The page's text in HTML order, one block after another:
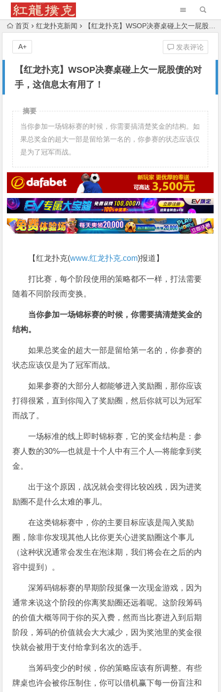
首页 红龙扑克新闻 【红龙扑克】WSOP决赛桌碰上欠一屁股债的对手，这信息太有用了！
【红龙扑克】WSOP决赛桌碰上欠一屁股债的对
手，这信息太有用了！
发表评论
A+
摘要
当你参加一场锦标赛的时候，你需要搞清楚奖金的结构。如
果总奖金的超大一部是留给第一名的，你参赛的状态应该仅
是为了冠军而战。
【红龙扑克(www.红龙扑克.com)报道】
打比赛，每个阶段使用的策略都不一样，打法需要
随着不同阶段而变换。
当你参加一场锦标赛的时候，你需要搞清楚奖金的
结构。
如果总奖金的超大一部是留给第一名的，你参赛的
状态应该仅是为了冠军而战。
如果参赛的大部分人都能够进入奖励圈，那你应该
打得很紧，直到你闯入了奖励圈，然后你就可以为冠军
而战了。
一场标准的线上即时锦标赛，它的奖金结构是：参
赛人数的30%—也就是十个人中有三个人—将能拿到奖
金。
出于这个原因，战况就会变得比较凶残，因为进奖
励圈不是什么太难的事儿。
在这类锦标赛中，你的主要目标应该是闯入奖励
圈，除非你发现其他人比你更关心进奖励圈这个事儿
（这种状况通常会发生在泡沫期，我们将会在之后的内
容中提到）。
深筹码锦标赛的早期阶段挺像一次现金游戏，因为
通常来说这个阶段的你离奖励圈还远着呢。这阶段筹码
的价值大概等同于你的买入费，然而当比赛进入到后期
阶段，筹码的价值就会大大减少，因为奖池里的奖金很
快就会被用于支付给拿到名次的选手。
当筹码变少的时候，你的策略应该有所调整。有些
牌桌也许会被你压制住，你可以借机赢下每一份盲注和